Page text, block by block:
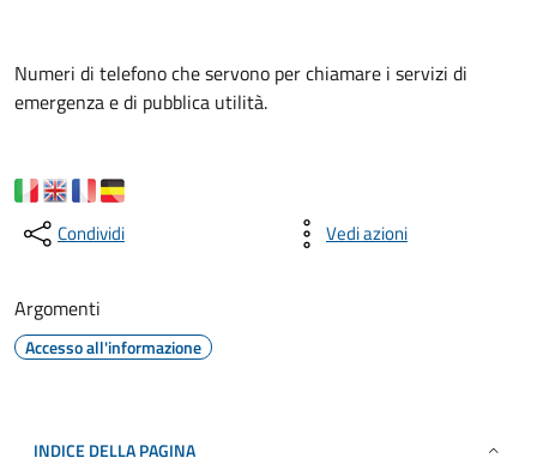
Numeri di telefono che servono per chiamare i servizi di
emergenza e di pubblica utilità.
Condividi Vedi azioni
Argomenti
Accesso all'informazione
INDICE DELLA PAGINA